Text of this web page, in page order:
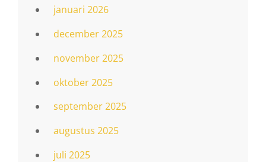
januari 2026
december 2025
november 2025
oktober 2025
september 2025
augustus 2025
juli 2025